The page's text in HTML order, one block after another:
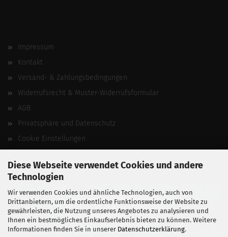
Diese Webseite verwendet Cookies und andere
Technologien
Wir verwenden Cookies und ähnliche Technologien, auch von
Drittanbietern, um die ordentliche Funktionsweise der Website zu
gewährleisten, die Nutzung unseres Angebotes zu analysieren und
Ihnen ein bestmögliches Einkaufserlebnis bieten zu können. Weitere
Informationen finden Sie in unserer Datenschutzerklärung.
Impressum
Kontakt
Versand- & Zahlungsbedingungen
Widerrufsrecht & Muster-Widerrufsformular
AGB
Privatsphäre und Datenschutz
Cookie Einstellungen
Vertrag widerrufen